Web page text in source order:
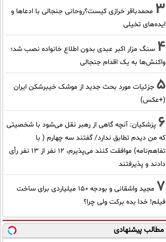
3 محمدباقر خرازی کیست؟روحانی جنجالی با ادعاها و
ایده‌های تخیلی
4 سنگ مزار اکبر عبدی بدون اطلاع خانواده نصب شد؛
واکنش‌ها به یک اقدام جنجالی
5 جزئیات مورد بحث جدید از موشک خیبرشکن ایران
(+عکس)
6 پزشکیان‌: آنچه گاهی از رهبر نقل می‌شود با شخصیتی
که من دیدم تطابق ندارد/ گفتند سه چهارم ( با
تفاهم‌نامه) موافقت کنند می‌پذیرم، 12 نفر از 13 نفر رأی
دادند و پذیرفتند
7
مجید واشقانی و بودجه 150 میلیاردی برای ساخت
فیلم! خدا بده برکت ولی چرا؟
مطالب پیشنهادی